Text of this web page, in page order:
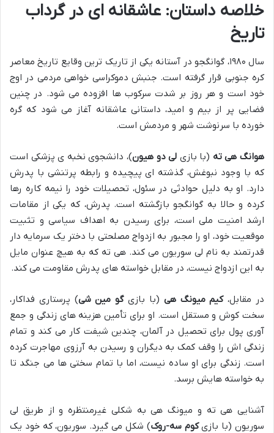
خلاصه داستان: عاشقانه ای در گرداب
تاریخ
سال ۱۹۸۰، گوانگجو در آستانه یکی از تاریک ترین وقایع تاریخ معاصر
کره جنوبی قرار گرفته است. جنبش دموکراسی خواهی مردمی در اوج
خود است و هر روز بر شدت سرکوب ها افزوده می شود. در چنین
فضایی پر از بیم و امید، داستانی عاشقانه آغاز می شود که گره
خورده با سرنوشت شهر و مردمش است.
هوانگ هی ته (با بازی لی دو هیون)، دانشجوی نخبه ی پزشکی است
که با وجود نبوغش، گذشته ای پیچیده و رابطه پرتنشی با پدرش
دارد. او به دلیل حوادثی در سئول، تحصیلات خود را نیمه کاره رها
کرده و حالا به گوانگجو بازگشته است. پدرش، که یکی از مقامات
ارشد امنیت ملی است، برای رسیدن به اهداف سیاسی و تثبیت
موقعیت خود، او را مجبور به ازدواج مصلحتی با دختر یک سرمایه دار
قدرتمند به نام لی سوریون می کند. هی ته که به هیچ عنوان مایل
به این ازدواج نیست، در مقابل خواسته های پدرش مقاومت می کند.
در مقابل،کیم میونگ هی (با بازیگو مین شی) پرستاری فداکار،
سخت کوش و مستقل است. او برای تأمین هزینه های زندگی و جمع
آوری پول برای تحصیل در آلمان، چندین شیفت کار می کند و تمام
زندگی اش را وقف کمک به دیگران و رسیدن به آرزوی مهاجرت کرده
است. زندگی برای او ساده نیست، اما با تمام سختی ها می جنگد تا
به خواسته هایش برسد.
آشنایی هی ته و میونگ هی به شکلی غیرمنتظره و از طریق لی
سوریون (با بازیکوم سه-روک) شکل می گیرد. سوریون، که خود یک